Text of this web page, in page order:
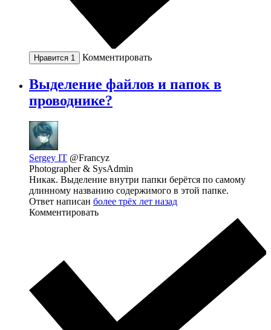
Нравится 1 Комментировать
Выделение файлов и папок в
проводнике?
Sergey IT @Francyz
Photographer & SysAdmin
Никак. Выделение внутри папки берётся по самому
длинному названию содержимого в этой папке.
Ответ написан более трёх лет назад
Комментировать